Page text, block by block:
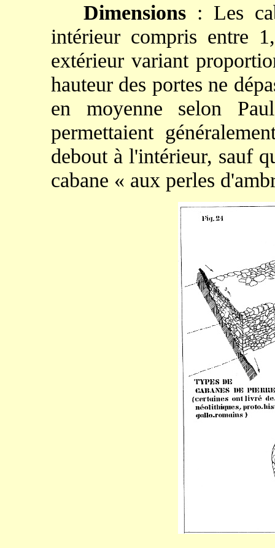
Dimensions : Les
intérieur compris entre
extérieur variant
hauteur des portes ne
en moyenne selon
permettaient
debout à l'intérieur, sauf
cabane « aux perles